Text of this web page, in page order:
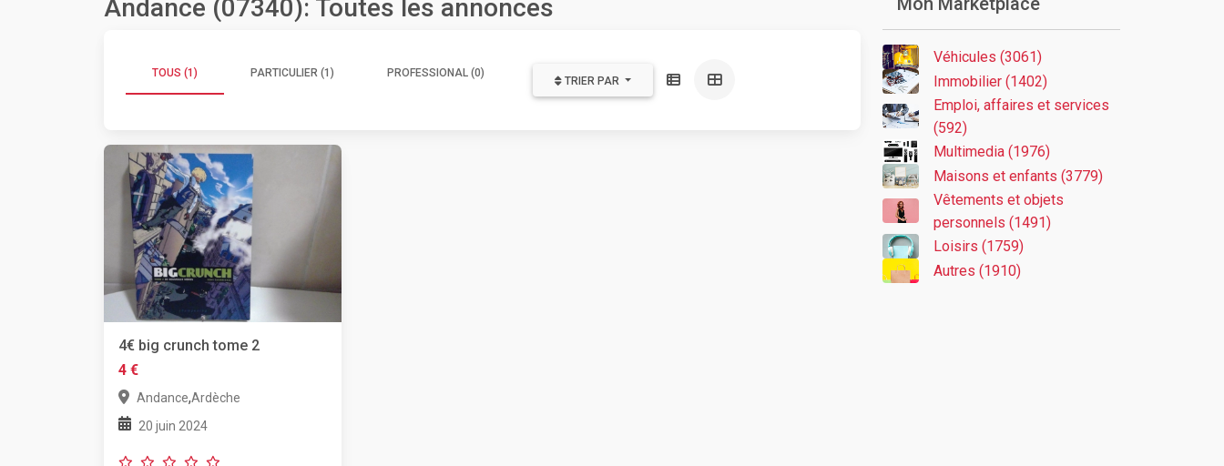
Andance (07340): Toutes les annonces
TOUS (1) PARTICULIER (1) PROFESSIONAL (0)
TRIER PAR
4€ big crunch tome 2
4 €
Andance,Ardèche
20 juin 2024
Véhicules (3061)
Immobilier (1402)
Emploi, affaires et services
(592)
Multimedia (1976)
Maisons et enfants (3779)
Vêtements et objets
personnels (1491)
Loisirs (1759)
Autres (1910)